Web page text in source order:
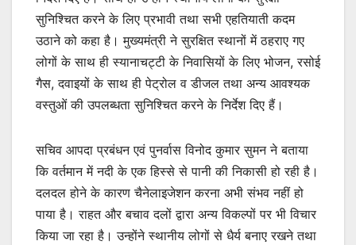
सुनिश्चित करने के लिए प्रभावी तथा सभी एहतियाती कदम
उठाने को कहा है। मुख्यमंत्री ने सुरक्षित स्थानों में ठहराए गए
लोगों के साथ ही स्यानाचट्टी के निवासियों के लिए भोजन, रसोई
गैस, दवाइयों के साथ ही पेट्रोल व डीजल तथा अन्य आवश्यक
वस्तुओं की उपलब्धता सुनिश्चित करने के निर्देश दिए हैं।
सचिव आपदा प्रबंधन एवं पुनर्वास विनोद कुमार सुमन ने बताया
कि वर्तमान में नदी के एक हिस्से से पानी की निकासी हो रही है।
दलदल होने के कारण चैनेलाइजेशन करना अभी संभव नहीं हो
पाया है। राहत और बचाव दलों द्वारा अन्य विकल्पों पर भी विचार
किया जा रहा है। उन्होंने स्थानीय लोगों से धैर्य बनाए रखने तथा